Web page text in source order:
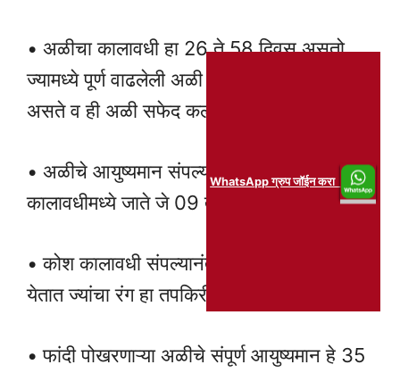
• अळीचा कालावधी हा 26 ते 58 दिवस असतो
ज्यामध्ये पूर्ण वाढलेली अळी ही वीस मिलिमीटर पर्यंत
असते व ही अळी सफेद कलरची असते
• अळीचे आयुष्यमान संपल्यानंतर ही अळी कोश
कालावधीमध्ये जाते जे 09 ते 16 दिवसांचे असते
• कोश कालावधी संपल्यानंतर कोश मधून पतंग बाहेर
येतात ज्यांचा रंग हा तपकिरी असतो.
• फांदी पोखरणाऱ्या अळीचे संपूर्ण आयुष्यमान हे 35
WhatsApp ग्रुप जॉईन करा